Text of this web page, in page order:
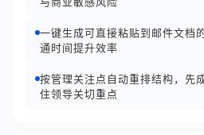
一键生成可直接粘贴到邮件文档
通时间提升效率
按管理关注点自动重排结构，先
住领导关切重点